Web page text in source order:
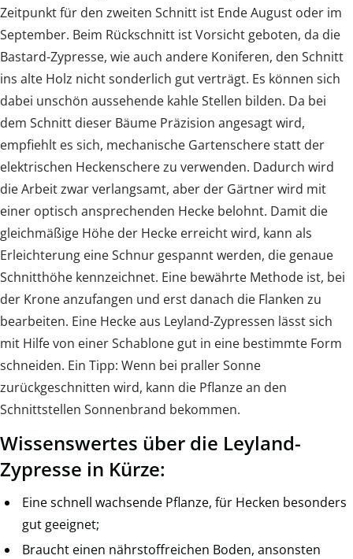
Zeitpunkt für den zweiten Schnitt ist Ende August oder im
September. Beim Rückschnitt ist Vorsicht geboten, da die
Bastard-Zypresse, wie auch andere Koniferen, den Schnitt
ins alte Holz nicht sonderlich gut verträgt. Es können sich
dabei unschön aussehende kahle Stellen bilden. Da bei
dem Schnitt dieser Bäume Präzision angesagt wird,
empfiehlt es sich, mechanische Gartenschere statt der
elektrischen Heckenschere zu verwenden. Dadurch wird
die Arbeit zwar verlangsamt, aber der Gärtner wird mit
einer optisch ansprechenden Hecke belohnt. Damit die
gleichmäßige Höhe der Hecke erreicht wird, kann als
Erleichterung eine Schnur gespannt werden, die genaue
Schnitthöhe kennzeichnet. Eine bewährte Methode ist, bei
der Krone anzufangen und erst danach die Flanken zu
bearbeiten. Eine Hecke aus Leyland-Zypressen lässt sich
mit Hilfe von einer Schablone gut in eine bestimmte Form
schneiden. Ein Tipp: Wenn bei praller Sonne
zurückgeschnitten wird, kann die Pflanze an den
Schnittstellen Sonnenbrand bekommen.
Wissenswertes über die Leyland-
Zypresse in Kürze:
Eine schnell wachsende Pflanze, für Hecken besonders
gut geeignet;
Braucht einen nährstoffreichen Boden, ansonsten